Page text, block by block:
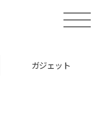
toggle
ガジェット